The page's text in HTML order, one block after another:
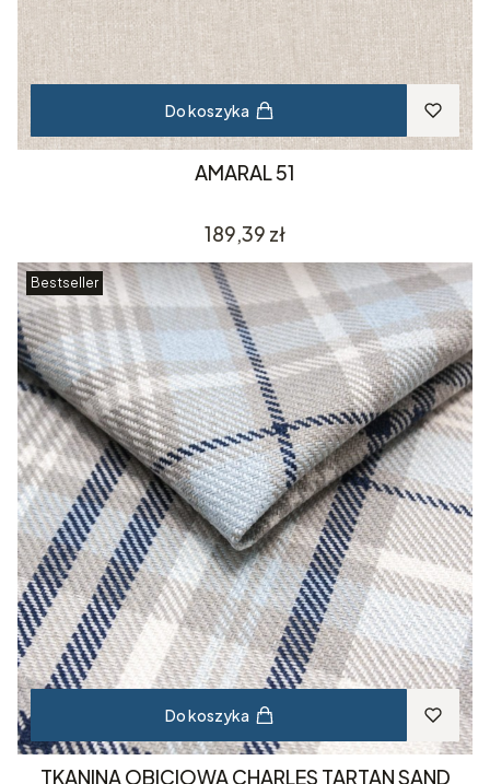
Do koszyka
AMARAL 51
Cena
189,39 zł
Bestseller
Do koszyka
TKANINA OBICIOWA CHARLES TARTAN SAND